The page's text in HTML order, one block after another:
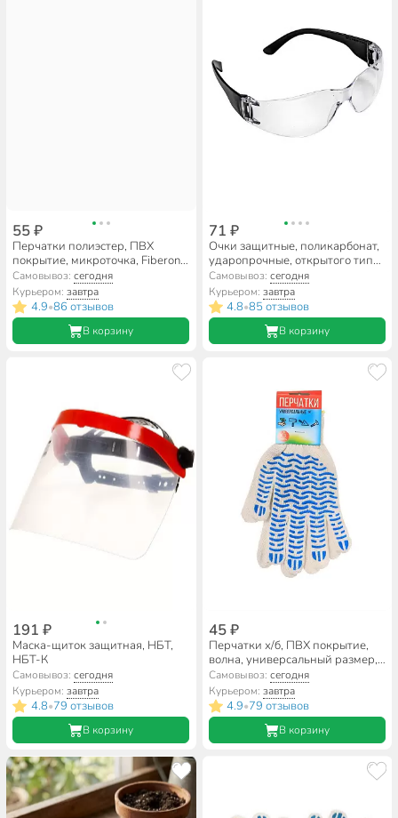
55 ₽
Перчатки полиэстер, ПВХ
покрытие, микроточка, Fiberon,
европодвес
Самовывоз:сегодня
Курьером:завтра
4.9•86 отзывов
В корзину
71 ₽
Очки защитные, поликарбонат,
ударопрочные, открытого типа,
прозрачные, 22-3-033
Самовывоз: сегодня
Курьером: завтра
4.8•85 отзывов
В корзину
191 ₽
Маска-щиток защитная, НБТ,
НБТ-К
Самовывоз:сегодня
Курьером:завтра
4.8•79 отзывов
В корзину
45 ₽
Перчатки х/б, ПВХ покрытие,
волна, универсальный размер,
7.5 класс вязки, 4 нити, белая
основа, европодвес
Самовывоз: сегодня
Курьером: завтра
4.9•79 отзывов
В корзину